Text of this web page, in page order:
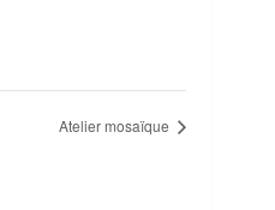
Atelier mosaïque